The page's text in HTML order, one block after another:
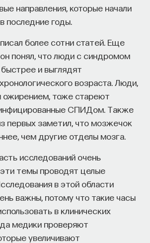
направления, которые начали
последние годы.
более сотни статей. Еще
понял, что люди с синдромом
и выглядят
возраста. Люди,
ожирением, тоже стареют
СПИДом. Также
первых заметил, что мозжечок
чем другие отделы мозга.
исследований очень
темы проводят целые
в этой области
важны, потому что такие часы
в клинических
медики проверяют
увеличивают